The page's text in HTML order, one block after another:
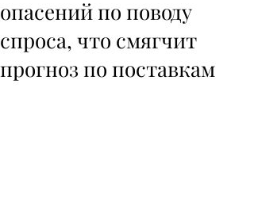
опасений по поводу
спроса, что смягчит
прогноз по поставкам